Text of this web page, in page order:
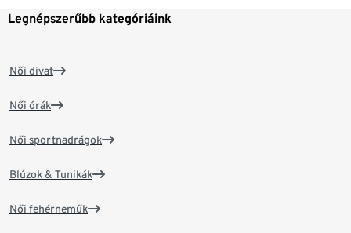
Legnépszerűbb kategóriáink
Női divat
Női órák
Női sportnadrágok
Blúzok & Tunikák
Női fehérneműk